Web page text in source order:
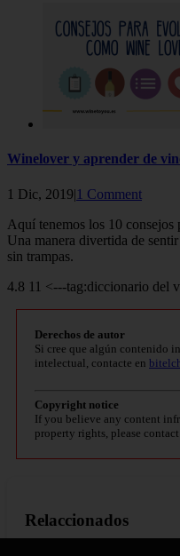
Winelover y aprender de
1 Dic, 2019|1 Comment
Aquí tenemos los 10
Una manera divertida de
sin trampas.
4.8 11 <---tag:diccionario del
Derechos de autor
Si cree que algún contenido
intelectual, contacte en
Copyright notice
If you believe any content
property rights, please contact
Relaccionados